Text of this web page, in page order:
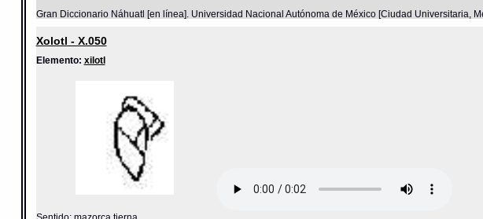
Gran Diccionario Náhuatl [en línea]. Universidad Nacional Autónoma de México [Ciudad Universitaria,
Xolotl - X.050
Elemento: xilotl
Sentido: mazorca tierna